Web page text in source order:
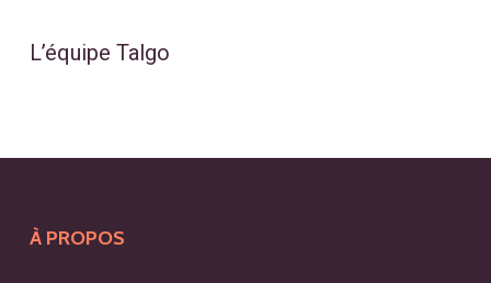
L’équipe Talgo
À PROPOS